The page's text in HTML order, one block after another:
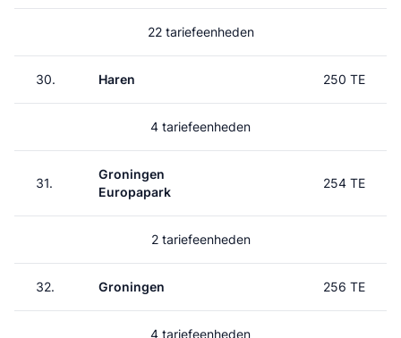
22 tariefeenheden
30. Haren 250 TE
4 tariefeenheden
31.
Groningen
Europapark
254 TE
2 tariefeenheden
32. Groningen 256 TE
4 tariefeenheden